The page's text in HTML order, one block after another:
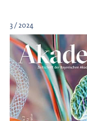
3 / 2024